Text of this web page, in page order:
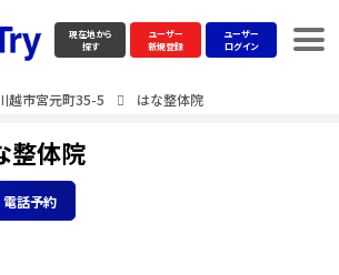
現在地から
探す
ユーザー
新規登録
ユーザー
ログイン
越市宮元町35-5 はな整体院
整体院
電話予約